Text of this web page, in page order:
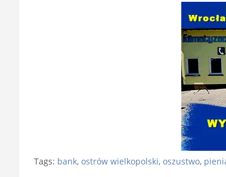
Tags: bank, ostrów wielkopolski, oszustwo,